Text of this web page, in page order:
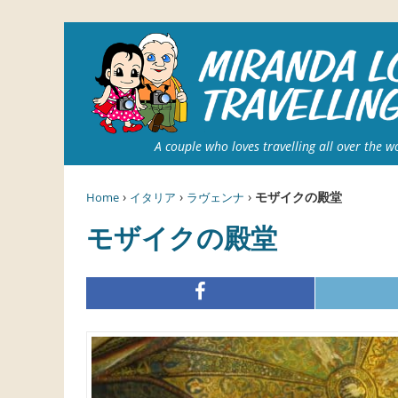
A couple who loves travelling all over the
Home › イタリア › ラヴェンナ › モザイクの殿堂
モザイクの殿堂